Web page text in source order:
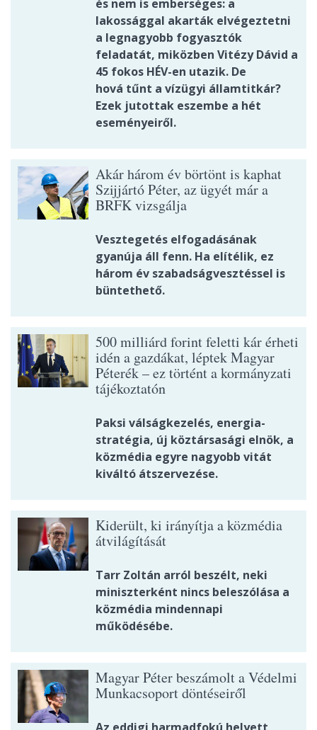
és nem is emberséges: a
lakossággal akarták elvégeztetni
a legnagyobb fogyasztók
feladatát, miközben Vitézy Dávid a
45 fokos HÉV-en utazik. De
hová tűnt a vízügyi államtitkár?
Ezek jutottak eszembe a hét
eseményeiről.
Akár három év börtönt is kaphat
Szijjártó Péter, az ügyét már a
BRFK vizsgálja
Vesztegetés elfogadásának
gyanúja áll fenn. Ha elítélik, ez
három év szabadságvesztéssel is
büntethető.
500 milliárd forint feletti kár érheti
idén a gazdákat, léptek Magyar
Péterék – ez történt a kormányzati
tájékoztatón
Paksi válságkezelés, energia-
stratégia, új köztársasági elnök, a
közmédia egyre nagyobb vitát
kiváltó átszervezése.
Kiderült, ki irányítja a közmédia
átvilágítását
Tarr Zoltán arról beszélt, neki
miniszterként nincs beleszólása a
közmédia mindennapi
működésébe.
Magyar Péter beszámolt a Védelmi
Munkacsoport döntéseiről